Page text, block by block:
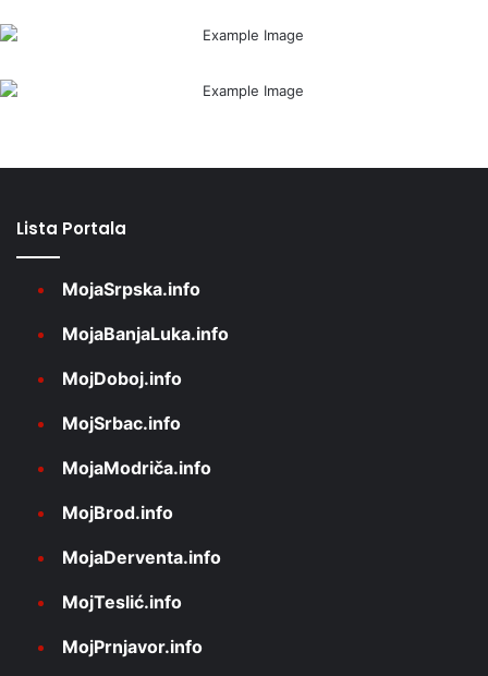
Lista Portala
MojaSrpska.info
MojaBanjaLuka.info
MojDoboj.info
MojSrbac.info
MojaModriča.info
MojBrod.info
MojaDerventa.info
MojTeslić.info
MojPrnjavor.info